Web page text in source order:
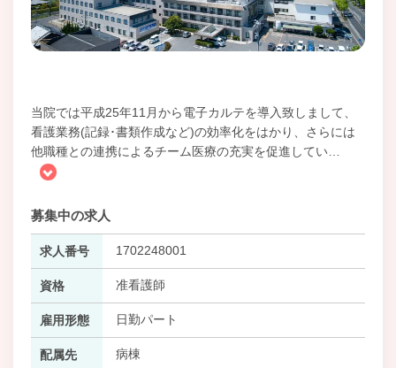
当院では平成25年11月から電子カルテを導入致しまして、
看護業務(記録･書類作成など)の効率化をはかり、さらには
他職種との連携によるチーム医療の充実を促進してい
募集中の求人
求人番号 1702248001
資格 准看護師
雇用形態 日勤パート
配属先 病棟